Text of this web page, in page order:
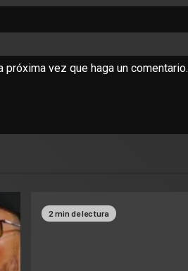
vez que haga un comentario.
2 min de lectura